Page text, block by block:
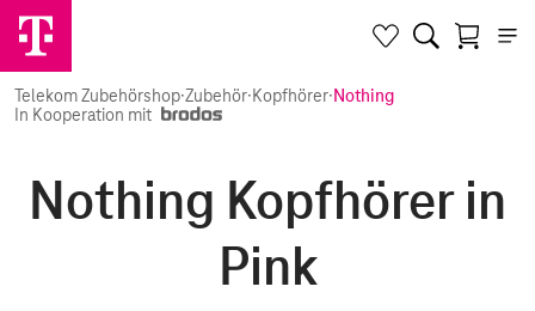
Telekom Zubehörshop·Zubehör·Kopfhörer·Nothing
In Kooperation mit
Nothing Kopfhörer in
Pink